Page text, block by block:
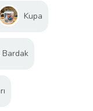
Kupa
Bardak